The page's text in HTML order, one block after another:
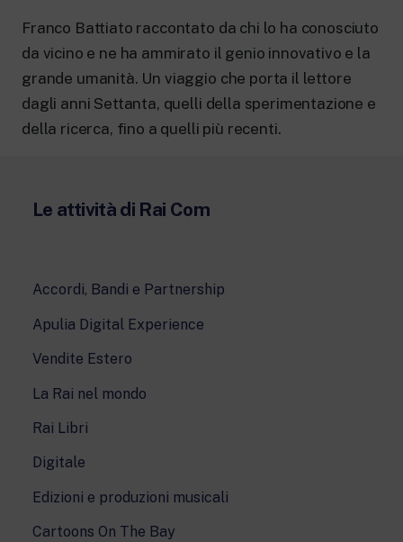
Franco Battiato raccontato da chi lo ha conosciuto
da vicino e ne ha ammirato il genio innovativo e la
grande umanità. Un viaggio che porta il lettore
dagli anni Settanta, quelli della sperimentazione e
della ricerca, fino a quelli più recenti.
Le attività di Rai Com
Accordi, Bandi e Partnership
Apulia Digital Experience
Vendite Estero
La Rai nel mondo
Rai Libri
Digitale
Edizioni e produzioni musicali
Cartoons On The Bay